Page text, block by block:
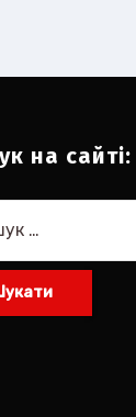
на сайті: